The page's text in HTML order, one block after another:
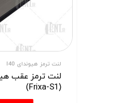
لنت ترمز هیوندای I40
(Frixa-S1)